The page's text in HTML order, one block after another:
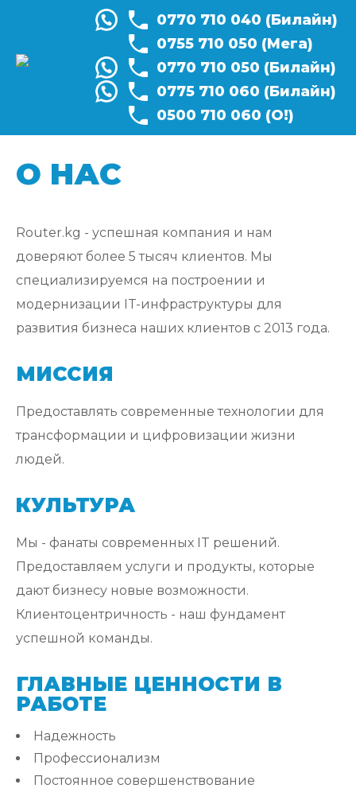
0770 710 040 (Билайн)
0755 710 050 (Мега)
0770 710 050 (Билайн)
0775 710 060 (Билайн)
0500 710 060 (О!)
О НАС
Router.kg - успешная компания и нам
доверяют более 5 тысяч клиентов. Мы
специализируемся на построении и
модернизации IT-инфраструктуры для
развития бизнеса наших клиентов с 2013 года.
МИССИЯ
Предоставлять современные технологии для
трансформации и цифровизации жизни
людей.
КУЛЬТУРА
Мы - фанаты современных IT решений.
Предоставляем услуги и продукты, которые
дают бизнесу новые возможности.
Клиентоцентричность - наш фундамент
успешной команды.
ГЛАВНЫЕ ЦЕННОСТИ В
РАБОТЕ
Надежность
Профессионализм
Постоянное совершенствование